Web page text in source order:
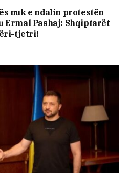
nuk e ndalin protestën
Ermal Pashaj: Shqiptarët
tjetri!